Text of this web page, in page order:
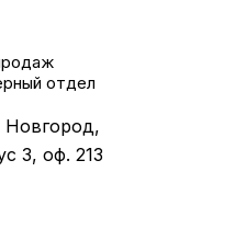
отдел
Новгород,
3, оф. 213